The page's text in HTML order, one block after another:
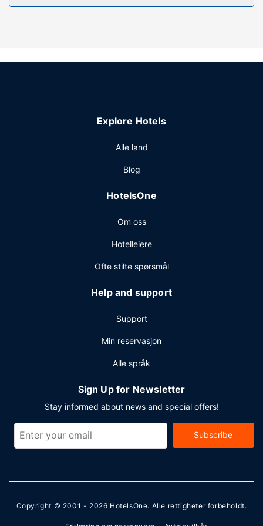
og et sesongbasert utendørsbasseng. Dette motellet har i
Gjester har tilgang til blant annet renseri-/vaskeritjenester,
Gjestene tilbys ubetjent parkering (inkludert) på stedet.
Explore Hotels
Alle land
Blog
HotelsOne
Om oss
Hotelleiere
Ofte stilte spørsmål
Help and support
Support
Min reservasjon
Alle språk
Sign Up for Newsletter
Stay informed about news and special offers!
Subscribe
Copyright © 2001 - 2026 HotelsOne. Alle rettigheter forbeholdt.